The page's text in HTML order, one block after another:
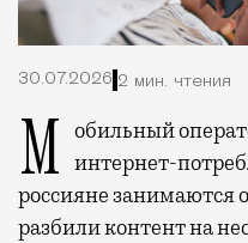
30.07.2026 2 мин. чтения
Мобильный оператор Т2 изучил модели интернет-
россияне занимаются
разбили контент на